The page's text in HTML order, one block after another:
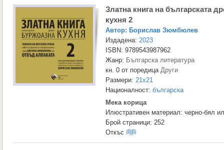
Златна книга на българската
кухня 2
Автор: Борислав Зюмбюлев
Издадена: 2023
ISBN: 9789543987962
Жанр: Българска литература
кн. 0 от поредица Други
Размери: 21x21
Националност: българска
Мека корица
Илюстративен материал: черно-бял
Брой страници: 252
Откъс